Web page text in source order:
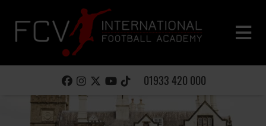
01933 420 000